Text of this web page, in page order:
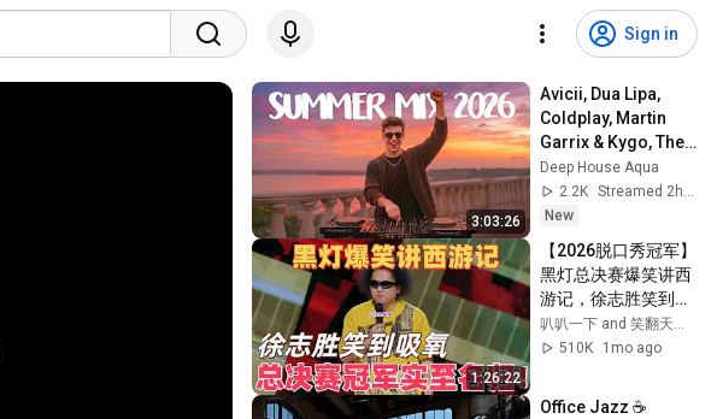
Sign in
3:03:26
Avicii, Dua Lipa,
Coldplay, Martin
Garrix & Kygo, The
Chainsmokers
Style - SUMMER
DEEP HOUSE Mix
Deep House Aqua
2.2K
Streamed 2h ago
New
1:26:22
【2026脱口秀冠军】
黑灯总决赛爆笑讲西
游记，徐志胜笑到吸
氧！#喜剧之王单口
季 #脱口秀 #搞笑 #
叭叭一下 and 笑翻天综艺社
510K
1mo ago
Office Jazz ☕